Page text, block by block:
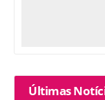
Últimas